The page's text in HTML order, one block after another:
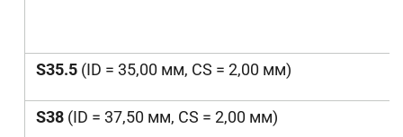
S35.5 (ID = 35,00 мм, CS = 2,00 мм)
S38 (ID = 37,50 мм, CS = 2,00 мм)